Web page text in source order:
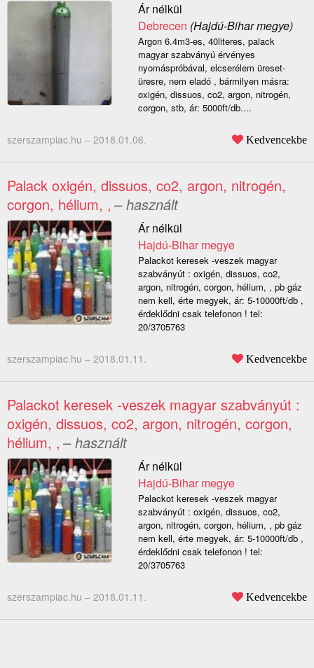
Ár nélkül
Debrecen (Hajdú-Bihar megye)
Argon 6.4m3-es, 40literes, palack
magyar szabványú érvényes
nyomáspróbával, elcserélem üreset-
üresre, nem eladó , bármilyen másra:
oxigén, dissuos, co2, argon, nitrogén,
corgon, stb, ár: 5000ft/db....
szerszampiac.hu – 2018.01.06. Kedvencekbe
Palack oxigén, dissuos, co2, argon, nitrogén,
corgon, hélium, , – használt
Ár nélkül
Hajdú-Bihar megye
Palackot keresek -veszek magyar
szabványút : oxigén, dissuos, co2,
argon, nitrogén, corgon, hélium, , pb gáz
nem kell, érte megyek, ár: 5-10000ft/db ,
érdeklődni csak telefonon ! tel:
20/3705763
szerszampiac.hu – 2018.01.11. Kedvencekbe
Palackot keresek -veszek magyar szabványút :
oxigén, dissuos, co2, argon, nitrogén, corgon,
hélium, , – használt
Ár nélkül
Hajdú-Bihar megye
Palackot keresek -veszek magyar
szabványút : oxigén, dissuos, co2,
argon, nitrogén, corgon, hélium, , pb gáz
nem kell, érte megyek, ár: 5-10000ft/db ,
érdeklődni csak telefonon ! tel:
20/3705763
szerszampiac.hu – 2018.01.11. Kedvencekbe